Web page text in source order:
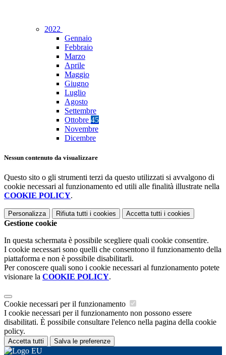
2022
Gennaio
Febbraio
Marzo
Aprile
Maggio
Giugno
Luglio
Agosto
Settembre
Ottobre 45
Novembre
Dicembre
Nessun contenuto da visualizzare
Questo sito o gli strumenti terzi da questo utilizzati si avvalgono di
cookie necessari al funzionamento ed utili alle finalità illustrate nella
COOKIE POLICY.
Personalizza Rifiuta tutti i cookies Accetta tutti i cookies
Gestione cookie
In questa schermata è possibile scegliere quali cookie consentire.
I cookie necessari sono quelli che consentono il funzionamento della
piattaforma e non è possibile disabilitarli.
Per conoscere quali sono i cookie necessari al funzionamento potete
visionare la COOKIE POLICY.
Cookie necessari per il funzionamento
I cookie necessari per il funzionamento non possono essere
disabilitati. È possibile consultare l'elenco nella pagina della cookie
policy.
Accetta tutti Salva le preferenze